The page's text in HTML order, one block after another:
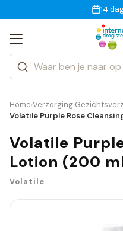
voor
Gratis14
Zoeken
Categorieën
Merken
Home›Verzorging›
Volatile Purple Rose
Volatile
Lotion (200
Volatile